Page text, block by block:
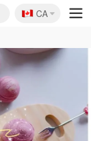
🇨🇦
CA